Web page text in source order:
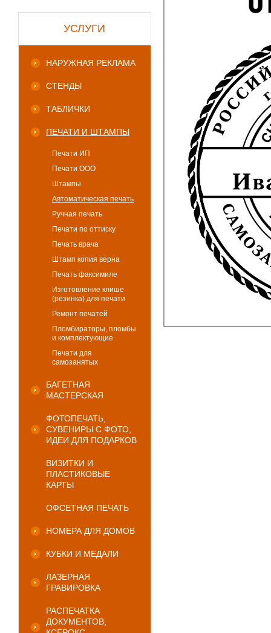
УСЛУГИ
НАРУЖНАЯ РЕКЛАМА
СТЕНДЫ
ТАБЛИЧКИ
ПЕЧАТИ И ШТАМПЫ
Печати ИП
Печати ООО
Штампы
Автоматическая печать
Ручная печать
Печати по оттиску
Печать врача
Штамп копия верна
Печать факсимиле
Изготовление клише
(резинка) для печати
Ремонт печатей
Пломбираторы, пломбы
и комплектующие
Печати для
самозанятых
БАГЕТНАЯ
МАСТЕРСКАЯ
ФОТОПЕЧАТЬ,
СУВЕНИРЫ С ФОТО,
ИДЕИ ДЛЯ ПОДАРКОВ
ВИЗИТКИ И
ПЛАСТИКОВЫЕ
КАРТЫ
ОФСЕТНАЯ ПЕЧАТЬ
НОМЕРА ДЛЯ ДОМОВ
КУБКИ И МЕДАЛИ
ЛАЗЕРНАЯ
ГРАВИРОВКА
РАСПЕЧАТКА
ДОКУМЕНТОВ,